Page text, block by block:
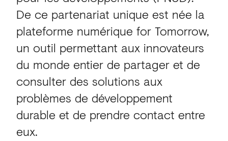
De ce partenariat unique est née la
plateforme numérique for Tomorrow,
un outil permettant aux innovateurs
du monde entier de partager et de
consulter des solutions aux
problèmes de développement
durable et de prendre contact entre
eux.